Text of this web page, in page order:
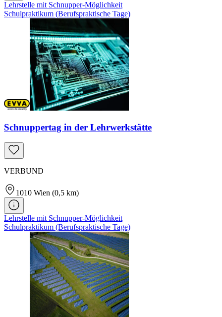
Lehrstelle mit Schnupper-Möglichkeit
Schulpraktikum (Berufspraktische Tage)
Schnuppertag in der Lehrwerkstätte
VERBUND
1010 Wien (0,5 km)
Lehrstelle mit Schnupper-Möglichkeit
Schulpraktikum (Berufspraktische Tage)